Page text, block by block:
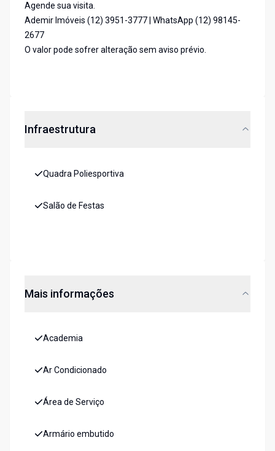
Agende sua visita.
Ademir Imóveis (12) 3951-3777 | WhatsApp (12) 98145-
2677
O valor pode sofrer alteração sem aviso prévio.
Infraestrutura
Quadra Poliesportiva
Salão de Festas
Mais informações
Academia
Ar Condicionado
Área de Serviço
Armário embutido